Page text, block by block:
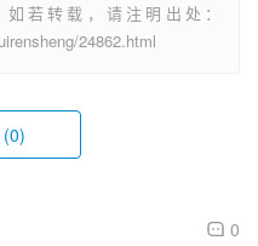
若转载，请注明出处：
24862.html
(0)
0